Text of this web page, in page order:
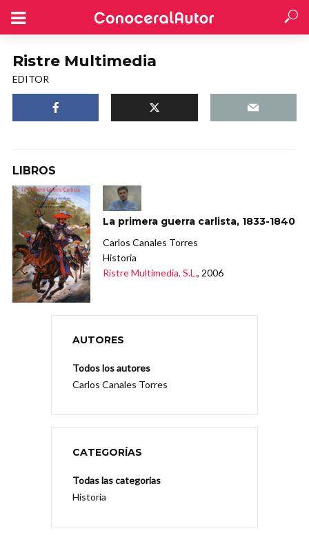
Ristre Multimedia
EDITOR
LIBROS
La primera guerra carlista, 1833-1840
Carlos Canales Torres
Historia
Ristre Multimedia, S.L., 2006
AUTORES
Todos los autores
Carlos Canales Torres
CATEGORÍAS
Todas las categorias
Historia